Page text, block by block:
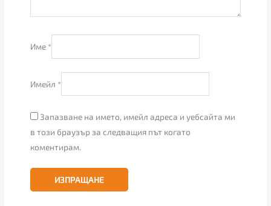
Име *
Имейл *
Запазване на името, имейл адреса и уебсайта ми
в този браузър за следващия път когато
коментирам.